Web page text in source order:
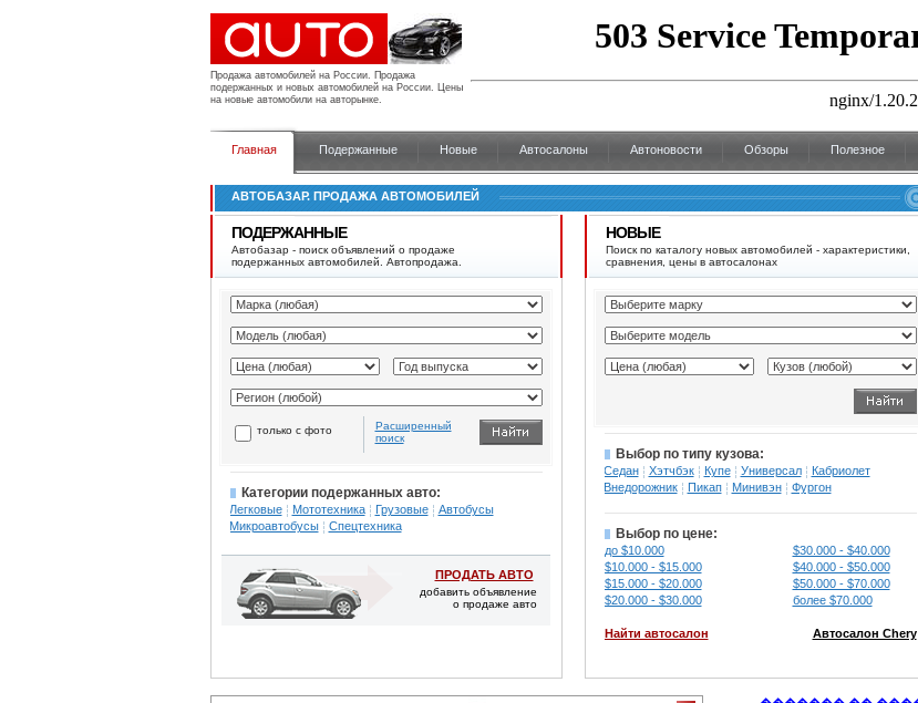
Продажа автомобилей на России. Продажа
подержанных и новых автомобилей на России. Цены
на новые автомобили на авторынке.
Главная Подержанные Новые Автосалоны Автоновости Обзоры Полезное
АВТОБАЗАР. ПРОДАЖА АВТОМОБИЛЕЙ
ПОДЕРЖАННЫЕ
Автобазар - поиск объявлений о продаже
подержанных автомобилей. Автопродажа.
только с фото
Расширенный
поиск
Категории подержанных авто:
Легковые Мототехника Грузовые
Автобусы
Микроавтобусы
Спецтехника
ПРОДАТЬ АВТО
добавить объявление
о продаже авто
НОВЫЕ
Поиск по каталогу новых автомобилей - характеристики,
сравнения, цены в автосалонах
Выбор по типу кузова:
Седан Хэтчбэк Купе Универсал
Кабриолет
Внедорожник
Пикап Минивэн Фургон
Выбор по цене:
до $10.000
$30.000 - $40.000
$10.000 - $15.000
$40.000 - $50.000
$15.000 - $20.000
$50.000 - $70.000
$20.000 - $30.000
более $70.000
Найти автосалон Автосалон Chery